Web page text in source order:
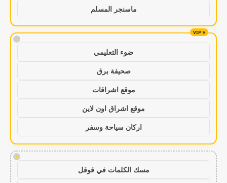
ماسنجر المسلم
!
ضوء التعليمي
صحيفة برق
موقع اشراقات
موقع اشراق اون لاين
اركان سياحة وسفر
!
مسك الكلمات في قوقل